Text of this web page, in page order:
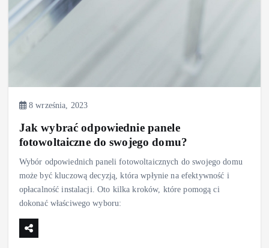
8 września, 2023
Jak wybrać odpowiednie panele
fotowoltaiczne do swojego domu?
Wybór odpowiednich paneli fotowoltaicznych do swojego domu
może być kluczową decyzją, która wpłynie na efektywność i
opłacalność instalacji. Oto kilka kroków, które pomogą ci
dokonać właściwego wyboru: